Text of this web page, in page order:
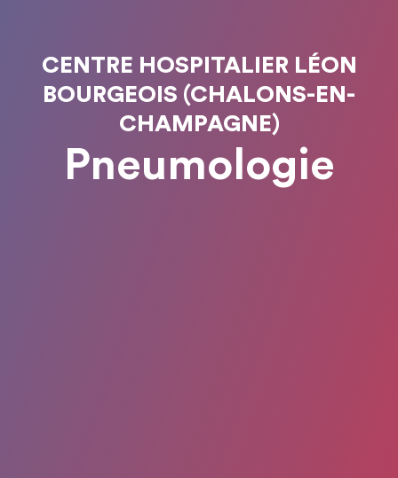
CENTRE HOSPITALIER LÉON
BOURGEOIS (CHALONS-EN-
CHAMPAGNE)
Pneumologie